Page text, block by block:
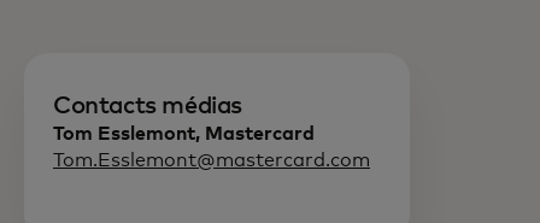
Contacts médias
Tom Esslemont, Mastercard
Tom.Esslemont@mastercard.com